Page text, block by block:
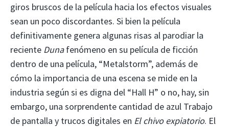
giros bruscos de la película hacia los efectos visuales
sean un poco discordantes. Si bien la película
definitivamente genera algunas risas al parodiar la
reciente Dunafenómeno en su película de ficción
dentro de una película, “Metalstorm”, además de
cómo la importancia de una escena se mide en la
industria según si es digna del “Hall H” o no, hay, sin
embargo, una sorprendente cantidad de azul Trabajo
de pantalla y trucos digitales en El chivo expiatorio. El